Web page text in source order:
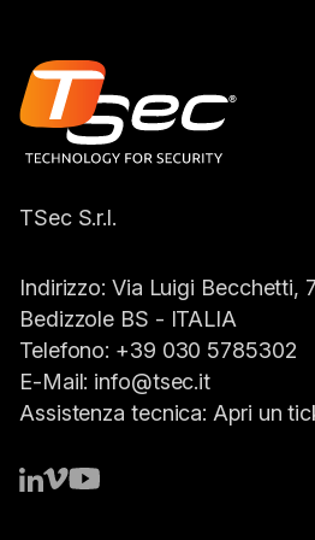
TSec S.r.l.
Indirizzo: Via Luigi Becchetti,
Bedizzole BS - ITALIA
Telefono: +39 030 5785302
E-Mail: info@tsec.it
Assistenza tecnica: Apri un